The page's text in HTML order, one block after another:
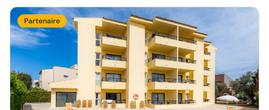
Partenaire